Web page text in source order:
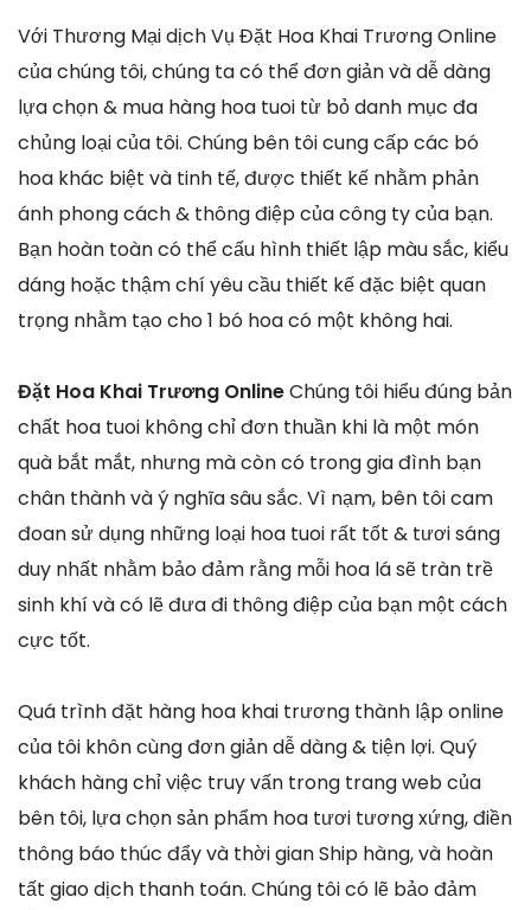
Với Thương Mại dịch Vụ Đặt Hoa Khai Trương Online
của chúng tôi, chúng ta có thể đơn giản và dễ dàng
lựa chọn & mua hàng hoa tuoi từ bỏ danh mục đa
chủng loại của tôi. Chúng bên tôi cung cấp các bó
hoa khác biệt và tinh tế, được thiết kế nhằm phản
ánh phong cách & thông điệp của công ty của bạn.
Bạn hoàn toàn có thể cấu hình thiết lập màu sắc, kiểu
dáng hoặc thậm chí yêu cầu thiết kế đặc biệt quan
trọng nhằm tạo cho 1 bó hoa có một không hai.
Đặt Hoa Khai Trương OnlineChúng tôi hiểu đúng bản
chất hoa tuoi không chỉ đơn thuần khi là một món
quà bắt mắt, nhưng mà còn có trong gia đình bạn
chân thành và ý nghĩa sâu sắc. Vì nạm, bên tôi cam
đoan sử dụng những loại hoa tuoi rất tốt & tươi sáng
duy nhất nhằm bảo đảm rằng mỗi hoa lá sẽ tràn trề
sinh khí và có lẽ đưa đi thông điệp của bạn một cách
cực tốt.
Quá trình đặt hàng hoa khai trương thành lập online
của tôi khôn cùng đơn giản dễ dàng & tiện lợi. Quý
khách hàng chỉ việc truy vấn trong trang web của
bên tôi, lựa chọn sản phẩm hoa tươi tương xứng, điền
thông báo thúc đẩy và thời gian Ship hàng, và hoàn
tất giao dịch thanh toán. Chúng tôi có lẽ bảo đảm